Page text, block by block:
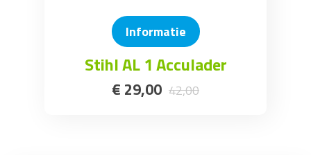
Informatie
Stihl AL 1 Acculader
€ 29,00 42,00